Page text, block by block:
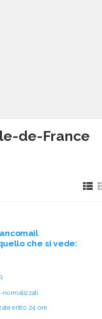
de-France
che si vede:
normalizzati
entro 24 ore